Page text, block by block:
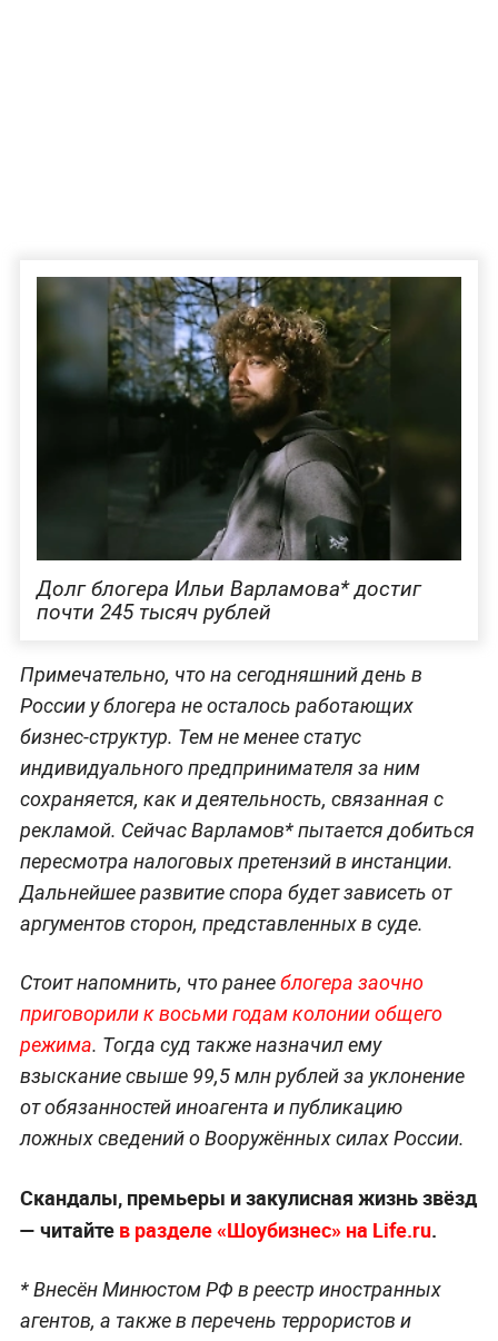
Долг блогера Ильи Варламова* достиг
почти 245 тысяч рублей
Примечательно, что на сегодняшний день в
России у блогера не осталось работающих
бизнес-структур. Тем не менее статус
индивидуального предпринимателя за ним
сохраняется, как и деятельность, связанная с
рекламой. Сейчас Варламов* пытается добиться
пересмотра налоговых претензий в инстанции.
Дальнейшее развитие спора будет зависеть от
аргументов сторон, представленных в суде.
Стоит напомнить, что ранееблогера заочно
приговорили к восьми годам колонии общего
режима. Тогда суд также назначил ему
взыскание свыше 99,5 млн рублей за уклонение
от обязанностей иноагента и публикацию
ложных сведений о Вооружённых силах России.
Скандалы, премьеры и закулисная жизнь звёзд
— читайте в разделе «Шоубизнес» на Life.ru.
* Внесён Минюстом РФ в реестр иностранных
агентов, а также в перечень террористов и